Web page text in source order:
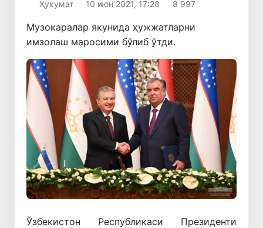
Ҳукумат 10 июн 2021, 17:28 8 997
Музокаралар якунида ҳужжатларни
имзолаш маросими бўлиб ўтди.
Ўзбекистон Республикаси Президенти